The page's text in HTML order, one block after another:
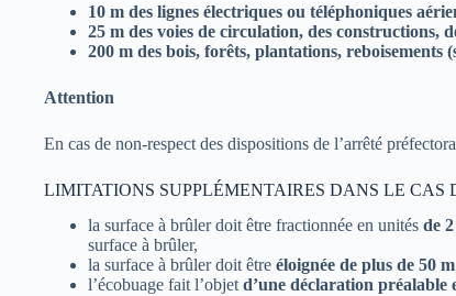
10 m des lignes électriques ou téléphoniques
25 m des voies de circulation, des constructions,
200 m des bois, forêts, plantations, reboisements
Attention
En cas de non-respect des dispositions de l’arrêté
LIMITATIONS SUPPLÉMENTAIRES DANS LE CAS
la surface à brûler doit être fractionnée en unités de
surface à brûler,
la surface à brûler doit être éloignée de plus de 50
l’écobuage fait l’objet d’une déclaration préalable